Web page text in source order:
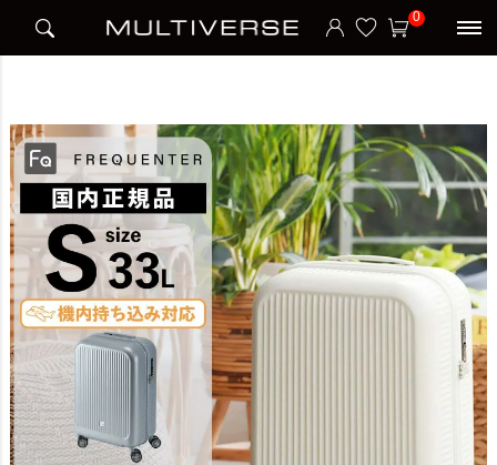
0
AURA SUITE CASE S スーツケース 機内持ち込み Sサイズ 33L